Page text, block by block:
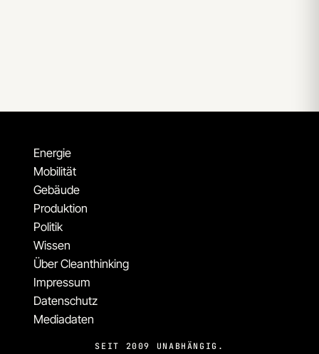
Energie
Mobilität
Gebäude
Produktion
Politik
Wissen
Über Cleanthinking
Impressum
Datenschutz
Mediadaten
SEIT 2009 UNABHÄNGIG.